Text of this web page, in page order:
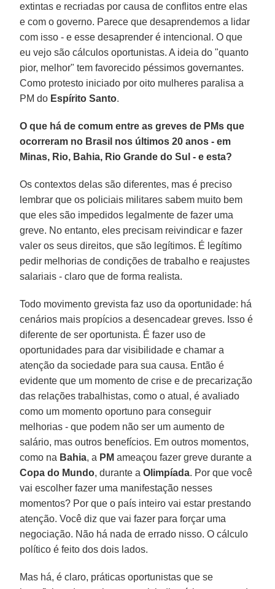
extintas e recriadas por causa de conflitos entre elas
e com o governo. Parece que desaprendemos a lidar
com isso - e esse desaprender é intencional. O que
eu vejo são cálculos oportunistas. A ideia do "quanto
pior, melhor" tem favorecido péssimos governantes.
Como protesto iniciado por oito mulheres paralisa a
PM do Espírito Santo.
O que há de comum entre as greves de PMs que
ocorreram no Brasil nos últimos 20 anos - em
Minas, Rio, Bahia, Rio Grande do Sul - e esta?
Os contextos delas são diferentes, mas é preciso
lembrar que os policiais militares sabem muito bem
que eles são impedidos legalmente de fazer uma
greve. No entanto, eles precisam reivindicar e fazer
valer os seus direitos, que são legítimos. É legítimo
pedir melhorias de condições de trabalho e reajustes
salariais - claro que de forma realista.
Todo movimento grevista faz uso da oportunidade: há
cenários mais propícios a desencadear greves. Isso é
diferente de ser oportunista. É fazer uso de
oportunidades para dar visibilidade e chamar a
atenção da sociedade para sua causa. Então é
evidente que um momento de crise e de precarização
das relações trabalhistas, como o atual, é avaliado
como um momento oportuno para conseguir
melhorias - que podem não ser um aumento de
salário, mas outros benefícios. Em outros momentos,
como na Bahia, a PM ameaçou fazer greve durante a
Copa do Mundo, durante aOlimpíada. Por que você
vai escolher fazer uma manifestação nesses
momentos? Por que o país inteiro vai estar prestando
atenção. Você diz que vai fazer para forçar uma
negociação. Não há nada de errado nisso. O cálculo
político é feito dos dois lados.
Mas há, é claro, práticas oportunistas que se